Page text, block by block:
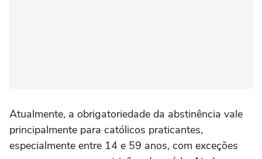
Atualmente, a obrigatoriedade da abstinência vale
principalmente para católicos praticantes,
especialmente entre 14 e 59 anos, com exceções